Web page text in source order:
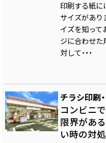
印刷する紙に
サイズがあり
イズを知って
ジに合わせた
対して・・・
チラシ印刷
コンビニ
限界があ
い時の対